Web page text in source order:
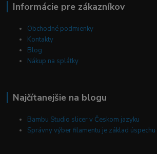
Informácie pre zákazníkov
Obchodné podmienky
Kontakty
Blog
Nákup na splátky
Najčítanejšie na blogu
Bambu Studio slicer v Českom jazyku
Správny výber filamentu je základ úspechu